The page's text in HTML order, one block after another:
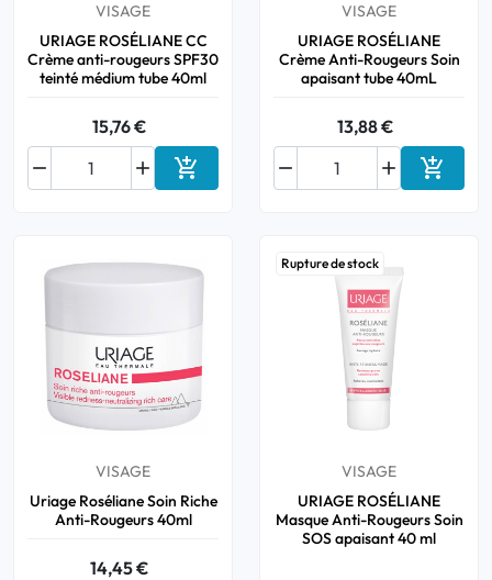
VISAGE
URIAGE ROSÉLIANE CC
Crème anti-rougeurs SPF30
teinté médium tube 40ml
15,76 €

 Ajouter au panier
VISAGE
URIAGE ROSÉLIANE
Crème Anti-Rougeurs Soin
apaisant tube 40mL
13,88 €

 
VISAGE
Uriage Roséliane Soin Riche
Anti-Rougeurs 40ml
14,45 €
Rupture de stock
VISAGE
URIAGE ROSÉLIANE
Masque Anti-Rougeurs Soin
SOS apaisant 40 ml